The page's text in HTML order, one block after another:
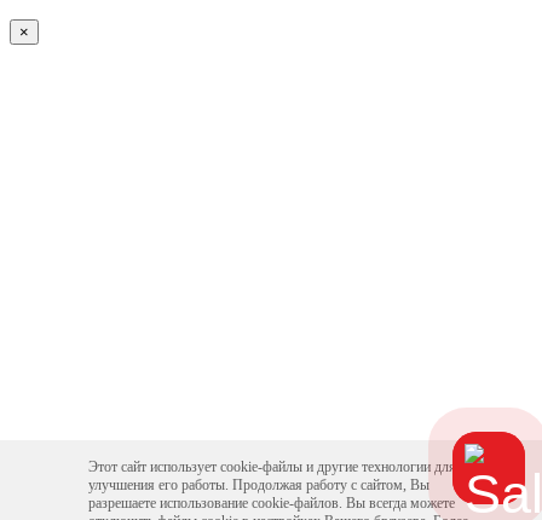
×
Этот сайт использует cookie-файлы и другие технологии для
улучшения его работы. Продолжая работу с сайтом, Вы
разрешаете использование cookie-файлов. Вы всегда можете